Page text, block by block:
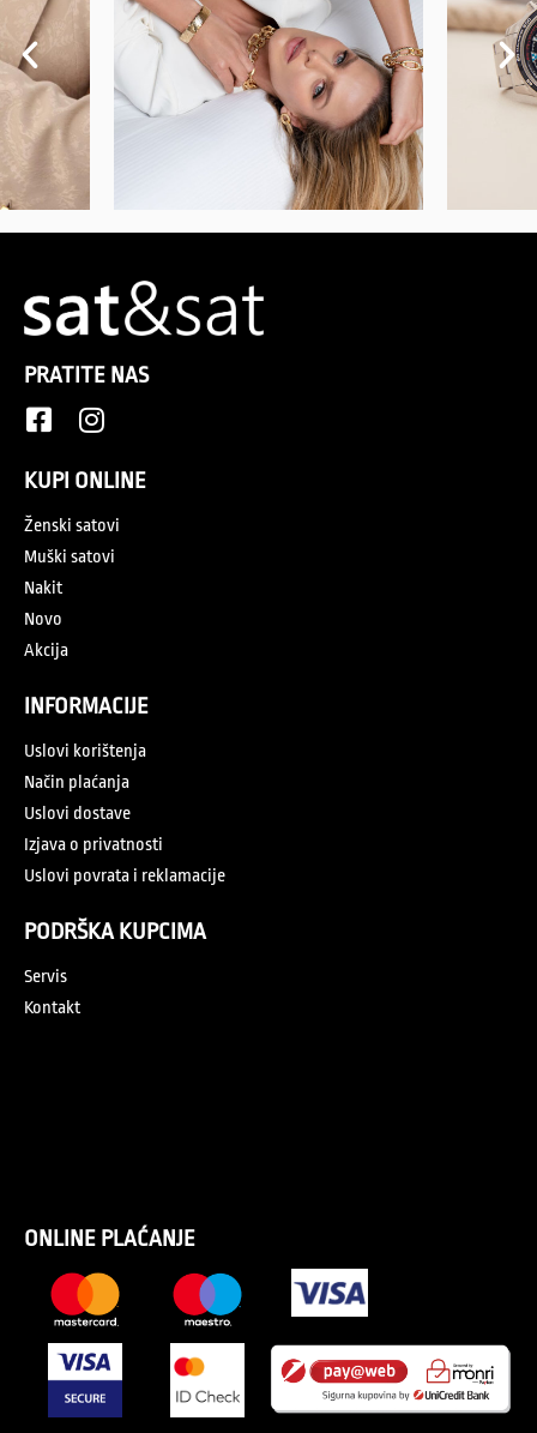
PRATITE NAS
KUPI ONLINE
Ženski satovi
Muški satovi
Nakit
Novo
Akcija
INFORMACIJE
Uslovi korištenja
Način plaćanja
Uslovi dostave
Izjava o privatnosti
Uslovi povrata i reklamacije
PODRŠKA KUPCIMA
Servis
Kontakt
ONLINE PLAĆANJE